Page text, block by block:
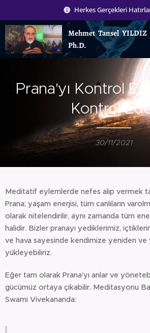
Herkes Gerçekleri
Mehmet Tansel YILDIZ
Ph.D.
Prana'yı Kontrol
Kontrol
30/11/2021
Meditatif eylemlerde nefes alıp vermek
Prana; yaşam enerjisi, tüm canlıların
olarak nitelendirilir, aynı zamanda tüm
halidir. Bizler pranayı yediklerimiz,
ve hava sayesinde kendimize yeniden ve
yükleyebiliriz.
Eğer tam olarak Prana'yı anlar ve
gücümüz ortaya çıkabilir. Meditasyonu
Swami Vivekananda: